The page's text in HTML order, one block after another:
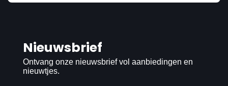
€1 795
Nieuwsbrief
Ontvang onze nieuwsbrief vol aanbiedingen en
nieuwtjes.